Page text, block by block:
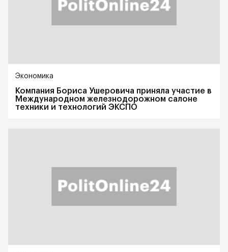
Экономика
Компания Бориса Ушеровича приняла участие в
Международном железнодорожном салоне
техники и технологий ЭКСПО